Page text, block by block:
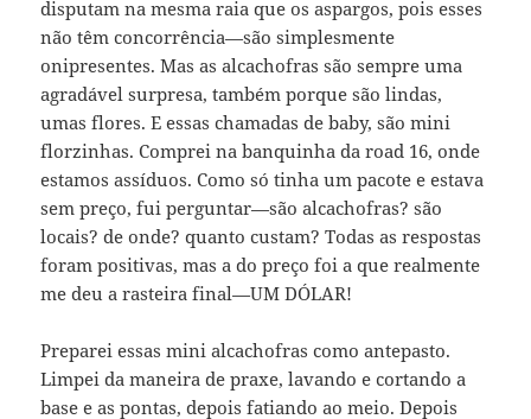
disputam na mesma raia que os aspargos, pois esses
não têm concorrência—são simplesmente
onipresentes. Mas as alcachofras são sempre uma
agradável surpresa, também porque são lindas,
umas flores. E essas chamadas de baby, são mini
florzinhas. Comprei na banquinha da road 16, onde
estamos assíduos. Como só tinha um pacote e estava
sem preço, fui perguntar—são alcachofras? são
locais? de onde? quanto custam? Todas as respostas
foram positivas, mas a do preço foi a que realmente
me deu a rasteira final—UM DÓLAR!
Preparei essas mini alcachofras como antepasto.
Limpei da maneira de praxe, lavando e cortando a
base e as pontas, depois fatiando ao meio. Depois